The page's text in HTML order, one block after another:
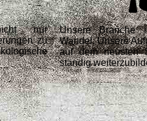
nur
zu
Unsere Branche
Wandel. Unsere
auf dem neusten
ständig